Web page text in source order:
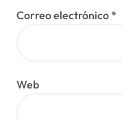
Correo electrónico *
Web